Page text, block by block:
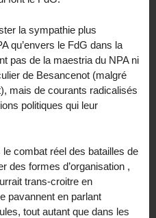
la sympathie plus
qu’envers le FdG dans la
pas de la maestria du NPA ni
de Besancenot (malgré
mais de courants radicalisés
politiques qui leur
combat réel des batailles de
des formes d’organisation ,
trans-croitre en
pavannent en parlant
tout autant que dans les